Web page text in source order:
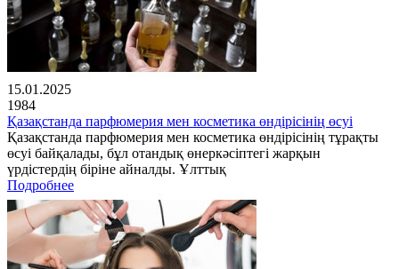
15.01.2025
1984
Қазақстанда парфюмерия мен косметика өндірісінің өсуі
Қазақстанда парфюмерия мен косметика өндірісінің тұрақты
өсуі байқалады, бұл отандық өнеркәсіптегі жарқын
үрдістердің біріне айналды. Ұлттық
Подробнее